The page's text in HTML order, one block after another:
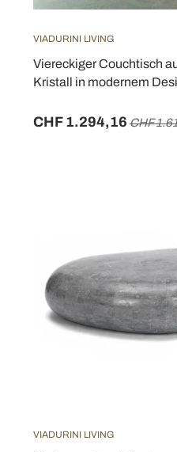
VIADURINI LIVING
Viereckiger Couchtisch
Kristall in modernem
CHF 1.294,16 CHF
VIADURINI LIVING